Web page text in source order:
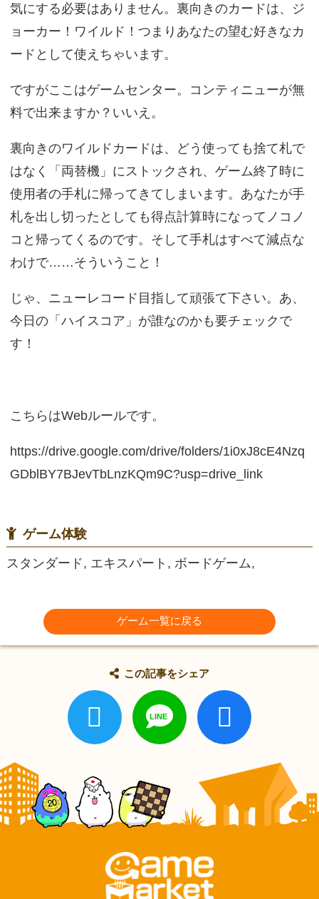
気にする必要はありません。裏向きのカードは、ジ
ョーカー！ワイルド！つまりあなたの望む好きなカ
ードとして使えちゃいます。
ですがここはゲームセンター。コンティニューが無
料で出来ますか？いいえ。
裏向きのワイルドカードは、どう使っても捨て札で
はなく「両替機」にストックされ、ゲーム終了時に
使用者の手札に帰ってきてしまいます。あなたが手
札を出し切ったとしても得点計算時になってノコノ
コと帰ってくるのです。そして手札はすべて減点な
わけで……そういうこと！
じゃ、ニューレコード目指して頑張て下さい。あ、
今日の「ハイスコア」が誰なのかも要チェックで
す！
こちらはWebルールです。
https://drive.google.com/drive/folders/1i0xJ8cE4Nzq
GDblBY7BJevTbLnzKQm9C?usp=drive_link
ゲーム体験
スタンダード, エキスパート, ボードゲーム,
ゲーム一覧に戻る
この記事をシェア